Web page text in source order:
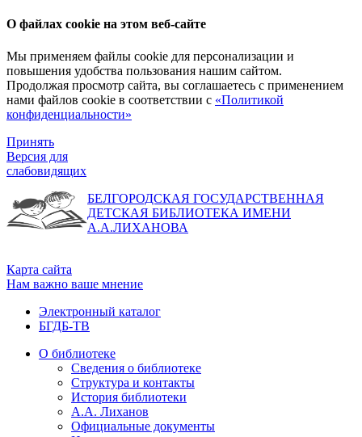
О файлах cookie на этом веб-сайте
Мы применяем файлы cookie для персонализации и
повышения удобства пользования нашим сайтом.
Продолжая просмотр сайта, вы соглашаетесь с применением
нами файлов cookie в соответствии с «Политикой
конфиденциальности»
Принять
Версия для
слабовидящих
БЕЛГОРОДСКАЯ ГОСУДАРСТВЕННАЯ
ДЕТСКАЯ БИБЛИОТЕКА ИМЕНИ
А.А.ЛИХАНОВА
Карта сайта
Нам важно ваше мнение
Электронный каталог
БГДБ-ТВ
О библиотеке
Сведения о библиотеке
Структура и контакты
История библиотеки
А.А. Лиханов
Официальные документы